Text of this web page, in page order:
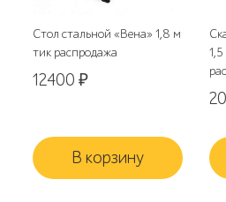
Стол стальной «Вена» 1,8 м
тик распродажа
12400₽
В корзину